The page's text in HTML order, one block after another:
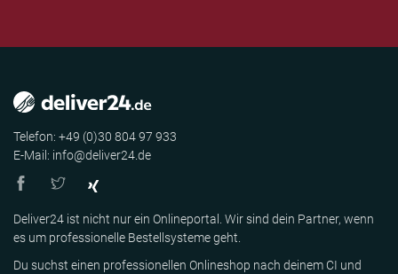
Telefon: +49 (0)30 804 97 933
E-Mail: info@deliver24.de
Deliver24 ist nicht nur ein Onlineportal. Wir sind dein Partner, wenn
es um professionelle Bestellsysteme geht.
Du suchst einen professionellen Onlineshop nach deinem CI und